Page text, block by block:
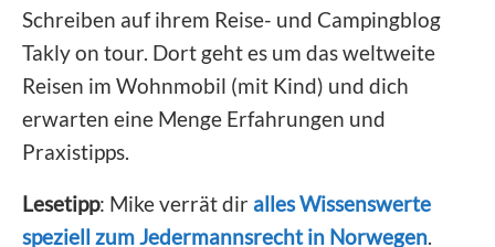
Schreiben auf ihrem Reise- und Campingblog
Takly on tour. Dort geht es um das weltweite
Reisen im Wohnmobil (mit Kind) und dich
erwarten eine Menge Erfahrungen und
Praxistipps.
Lesetipp: Mike verrät dir alles Wissenswerte
speziell zum Jedermannsrecht in Norwegen.